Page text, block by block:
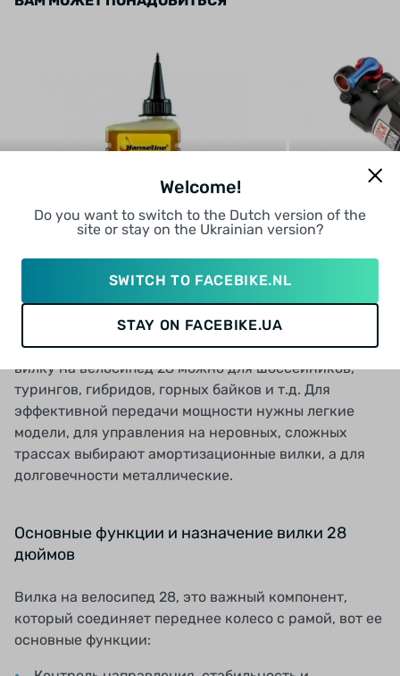
ВЕЛОСИПЕДА
Выбор правильной вилки полностью зависит от типа
велосипеда и его целевого назначения. Купить
вилку на велосипед 28 можно для шоссейников,
турингов, гибридов, горных байков и т.д. Для
эффективной передачи мощности нужны легкие
модели, для управления на неровных, сложных
трассах выбирают амортизационные вилки, а для
долговечности металлические.
Основные функции и назначение вилки 28
дюймов
Вилка на велосипед 28, это важный компонент,
который соединяет переднее колесо с рамой, вот ее
основные функции:
Welcome!
Do you want to switch to the Dutch version of the
site or stay on the Ukrainian version?
SWITCH TO FACEBIKE.NL
STAY ON FACEBIKE.UA